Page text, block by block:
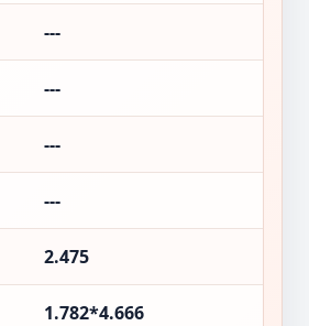
---
---
---
---
2.475
1.782*4.666